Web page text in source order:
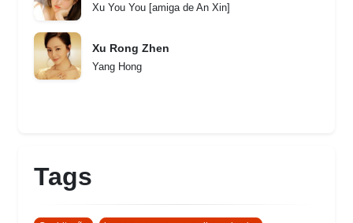
Xu You You [amiga de An Xin]
Xu Rong Zhen
Yang Hong
Tags